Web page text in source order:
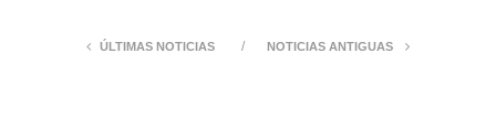
ÚLTIMAS NOTICIAS NOTICIAS ANTIGUAS